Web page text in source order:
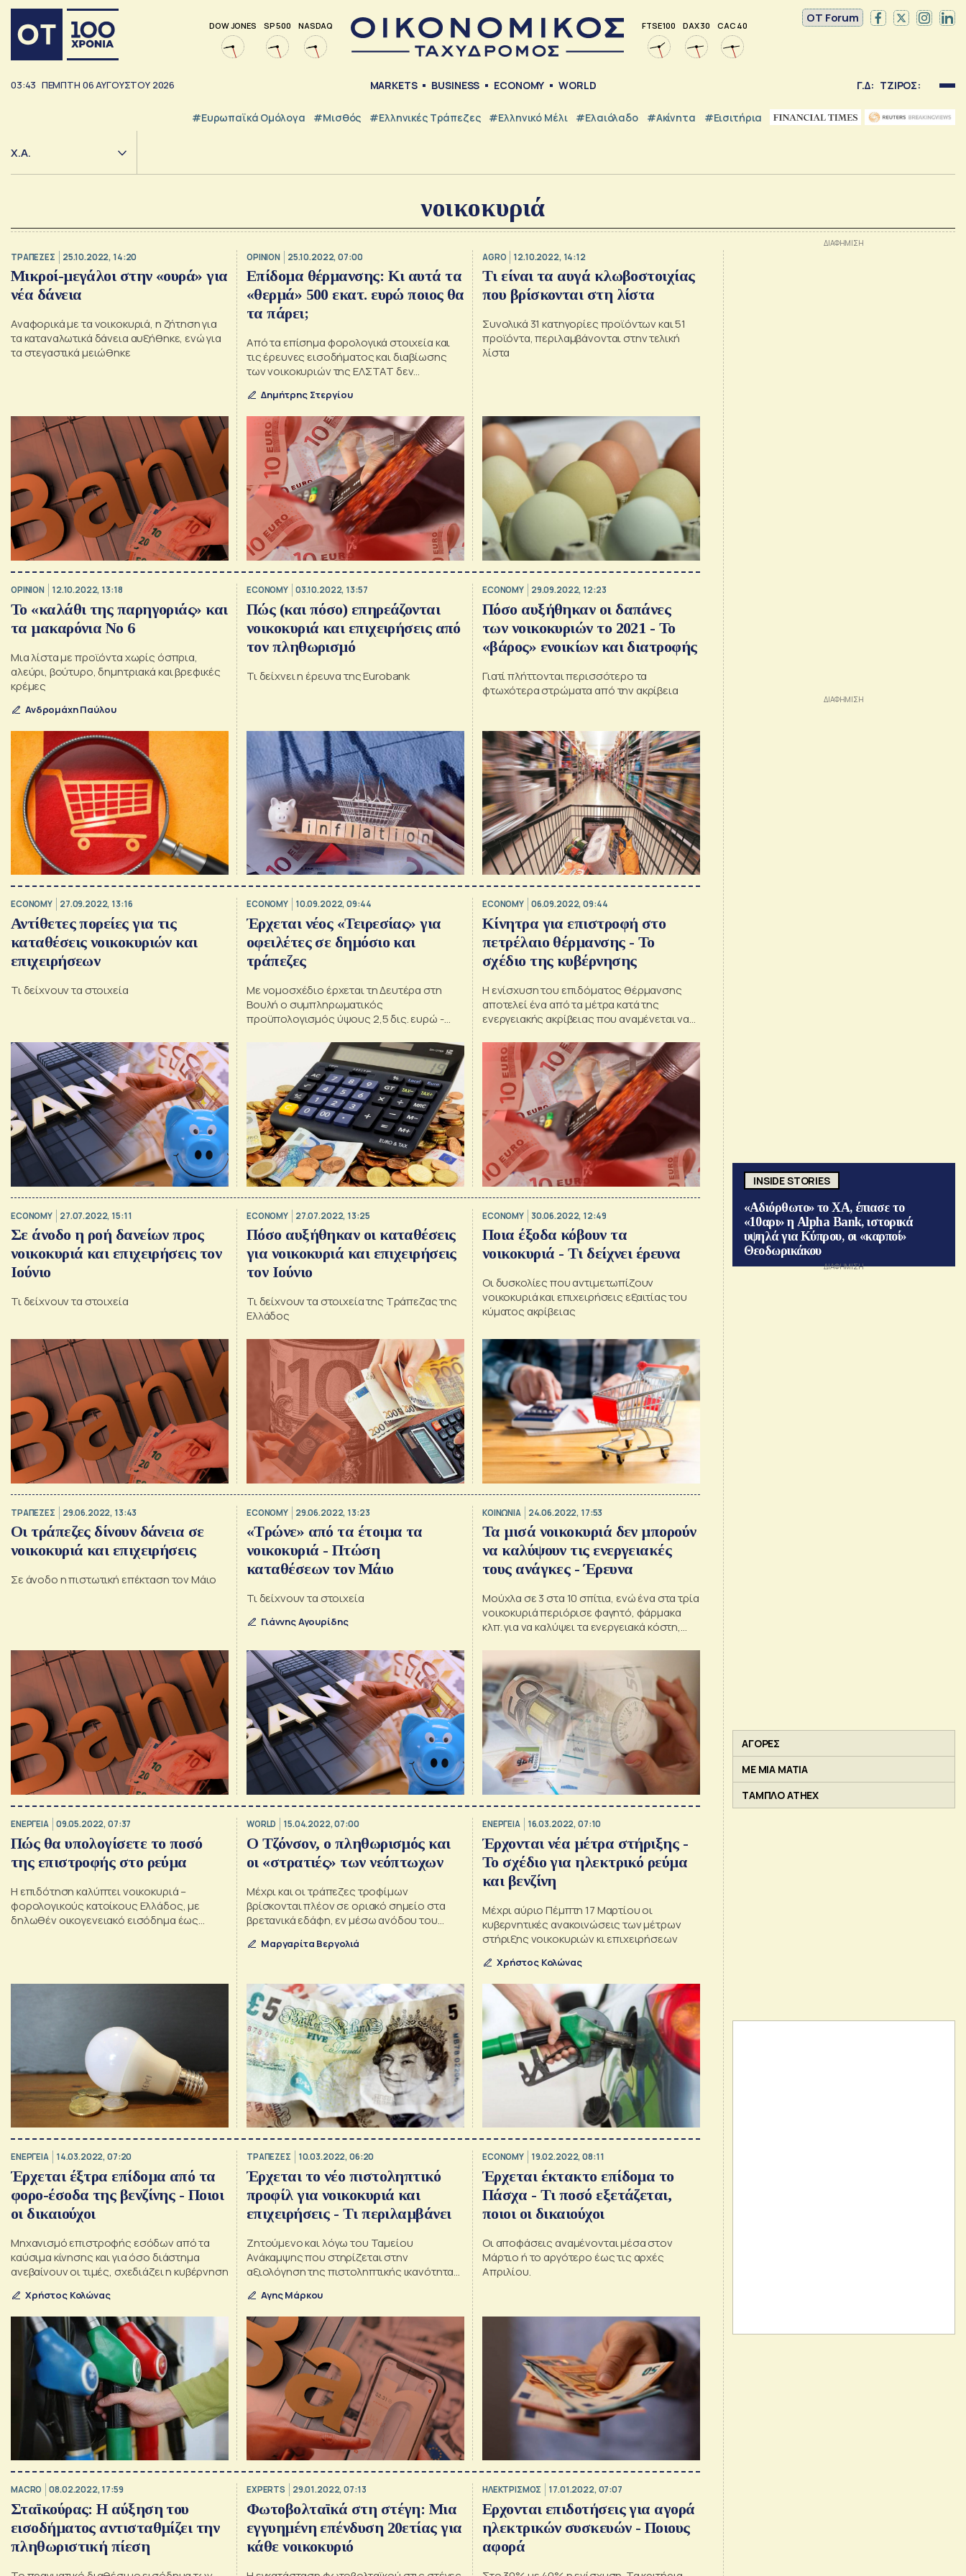
DOW JONES SP 500 NASDAQ FTSE 100 DAX 30 CAC 40
OT Forum
03:43 ΠΕΜΠΤΗ 06ΑΥΓΟΥΣΤΟΥ 2026 MARKETS BUSINESS ECONOMY WORLD Γ.Δ: ΤΖΙΡΟΣ:
#Ευρωπαϊκά Ομόλογα #Μισθός #ελληνικές Τράπεζες #Ελληνικό Μέλι #Ελαιόλαδο #Ακίνητα #εισιτήρια
Χ.Α.
νοικοκυριά
ΤΡΑΠΕΖΕΣ 25.10.2022, 14:20
Μικροί-μεγάλοι στην «ουρά» για
νέα δάνεια
Αναφορικά με τα νοικοκυριά, η ζήτηση για
τα καταναλωτικά δάνεια αυξήθηκε, ενώ για
τα στεγαστικά μειώθηκε
OPINION 25.10.2022, 07:00
Επίδομα θέρμανσης: Κι αυτά τα
«θερμά» 500 εκατ. ευρώ ποιος θα
τα πάρει;
Από τα επίσημα φορολογικά στοιχεία και
τις έρευνες εισοδήματος και διαβίωσης
των νοικοκυριών της ΕΛΣΤΑΤ δεν
δικαιούχοι είναι 1.300.000 νοικοκυριά!
Δημήτρης Στεργίου
AGRO 12.10.2022, 14:12
Τι είναι τα αυγά κλωβοστοιχίας
που βρίσκονται στη λίστα
Συνολικά 31 κατηγορίες προϊόντων και 51
προϊόντα, περιλαμβάνονται στην τελική
λίστα
OPINION 12.10.2022, 13:18
Το «καλάθι της παρηγοριάς» και
τα μακαρόνια Νο 6
Μια λίστα με προϊόντα χωρίς όσπρια,
αλεύρι, βούτυρο, δημητριακά και βρεφικές
κρέμες
Ανδρομάχη Παύλου
ECONOMY 03.10.2022, 13:57
Πώς (και πόσο) επηρεάζονται
νοικοκυριά και επιχειρήσεις από
τον πληθωρισμό
Τι δείχνει η έρευνα της Eurobank
ECONOMY 29.09.2022, 12:23
Πόσο αυξήθηκαν οι δαπάνες
των νοικοκυριών το 2021 - Το
«βάρος» ενοικίων και διατροφής
Γιατί πλήττονται περισσότερο τα
φτωχότερα στρώματα από την ακρίβεια
ECONOMY 27.09.2022, 13:16
Αντίθετες πορείες για τις
καταθέσεις νοικοκυριών και
επιχειρήσεων
Τι δείχνουν τα στοιχεία
ECONOMY 10.09.2022, 09:44
Έρχεται νέος «Τειρεσίας» για
οφειλέτες σε δημόσιο και
τράπεζες
Με νομοσχέδιο έρχεται τη Δευτέρα στη
Βουλή ο συμπληρωματικός
προϋπολογισμός ύψους 2,5 δις. ευρώ -
Πιστοληπτικής Αξιολόγησης
ECONOMY 06.09.2022, 09:44
Κίνητρα για επιστροφή στο
πετρέλαιο θέρμανσης - Το
σχέδιο της κυβέρνησης
Η ενίσχυση του επιδόματος θέρμανσης
αποτελεί ένα από τα μέτρα κατά της
ενεργειακής ακρίβειας που αναμένεται να
βήμα της ΔΕΘ
ECONOMY 27.07.2022, 15:11
Σε άνοδο η ροή δανείων προς
νοικοκυριά και επιχειρήσεις τον
Ιούνιο
Τι δείχνουν τα στοιχεία
ECONOMY 27.07.2022, 13:25
Πόσο αυξήθηκαν οι καταθέσεις
για νοικοκυριά και επιχειρήσεις
τον Ιούνιο
Τι δείχνουν τα στοιχεία της Τράπεζας της
Ελλάδος
ECONOMY 30.06.2022, 12:49
Ποια έξοδα κόβουν τα
νοικοκυριά - Τι δείχνει έρευνα
Οι δυσκολίες που αντιμετωπίζουν
νοικοκυριά και επιχειρήσεις εξαιτίας του
κύματος ακρίβειας
ΤΡΑΠΕΖΕΣ 29.06.2022, 13:43
Οι τράπεζες δίνουν δάνεια σε
νοικοκυριά και επιχειρήσεις
Σε άνοδο η πιστωτική επέκταση τον Μάιο
ECONOMY 29.06.2022, 13:23
«Τρώνε» από τα έτοιμα τα
νοικοκυριά - Πτώση
καταθέσεων τον Μάιο
Τι δείχνουν τα στοιχεία
Γιάννης Αγουρίδης
ΚΟΙΝΩΝΙΑ 24.06.2022, 17:53
Τα μισά νοικοκυριά δεν μπορούν
να καλύψουν τις ενεργειακές
τους ανάγκες - Έρευνα
Μούχλα σε 3 στα 10 σπίτια, ενώ ένα στα τρία
νοικοκυριά περιόρισε φαγητό, φάρμακα
κλπ. για να καλύψει τα ενεργειακά κόστη,
ΕΝΕΡΓΕΙΑ 09.05.2022, 07:37
Πώς θα υπολογίσετε το ποσό
της επιστροφής στο ρεύμα
Η επιδότηση καλύπτει νοικοκυριά –
φορολογικούς κατοίκους Ελλάδος, με
δηλωθέν οικογενειακό εισόδημα έως
WORLD 15.04.2022, 07:00
Ο Τζόνσον, ο πληθωρισμός και
οι «στρατιές» των νεόπτωχων
Μέχρι και οι τράπεζες τροφίμων
βρίσκονται πλέον σε οριακό σημείο στα
βρετανικά εδάφη, εν μέσω ανόδου του
ενέργειας και ταχείας αύξησης της
Μαργαρίτα Βεργολιά
ΕΝΕΡΓΕΙΑ 16.03.2022, 07:10
Έρχονται νέα μέτρα στήριξης -
Το σχέδιο για ηλεκτρικό ρεύμα
και βενζίνη
Μέχρι αύριο Πέμπτη 17 Μαρτίου οι
κυβερνητικές ανακοινώσεις των μέτρων
στήριξης νοικοκυριών κι επιχειρήσεων
Χρήστος Κολώνας
ΕΝΕΡΓΕΙΑ 14.03.2022, 07:20
Έρχεται έξτρα επίδομα από τα
φορο-έσοδα της βενζίνης - Ποιοι
οι δικαιούχοι
Μηχανισμό επιστροφής εσόδων από τα
καύσιμα κίνησης και για όσο διάστημα
ανεβαίνουν οι τιμές, σχεδιάζει η κυβέρνηση
Χρήστος Κολώνας
ΤΡΑΠΕΖΕΣ 10.03.2022, 06:20
Έρχεται το νέο πιστοληπτικό
προφίλ για νοικοκυριά και
επιχειρήσεις - Τι περιλαμβάνει
Ζητούμενο και λόγω του Ταμείου
Ανάκαμψης που στηρίζεται στην
αξιολόγηση της πιστοληπτικής ικανότητας
Αγης Μάρκου
ECONOMY 19.02.2022, 08:11
Έρχεται έκτακτο επίδομα το
Πάσχα - Τι ποσό εξετάζεται,
ποιοι οι δικαιούχοι
Οι αποφάσεις αναμένονται μέσα στον
Μάρτιο ή το αργότερο έως τις αρχές
Απριλίου.
MACRO 08.02.2022, 17:59
Σταϊκούρας: Η αύξηση του
εισοδήματος αντισταθμίζει την
πληθωριστική πίεση
EXPERTS 29.01.2022, 07:13
Φωτοβολταϊκά στη στέγη: Μια
εγγυημένη επένδυση 20ετίας για
κάθε νοικοκυριό
ΗΛΕΚΤΡΙΣΜΟΣ 17.01.2022, 07:07
Ερχονται επιδοτήσεις για αγορά
ηλεκτρικών συσκευών - Ποιους
αφορά
INSIDE STORIES
«Αδιόρθωτο» το ΧΑ, έπιασε το
«10αρι» η Alpha Bank, ιστορικά
υψηλά για Κύπρου, οι «καρποί»
Θεοδωρικάκου
ΑΓΟΡΕΣ
ΜΕ ΜΙΑ ΜΑΤΙΑ
ΤΑΜΠΛΟ ATHEX